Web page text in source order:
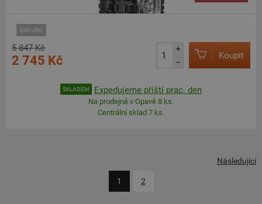
ENDURO
5 847 Kč
2 745 Kč
+
–
Koupit
SKLADEM Expedujeme příští prac. den
Na prodejně v Opavě 8 ks.
Centrální sklad 7 ks.
1 2
Následující